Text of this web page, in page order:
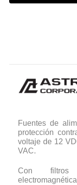
Fuentes de
protección
voltaje de 12
VAC.
Con filtros